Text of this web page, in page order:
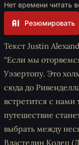
Нет времени читать
Резюмировать
Текст Justin
“Если мы
Уэзертопу. Это
сюда до
встретится с нами
путешествие
выбрать между
Властелин Колец